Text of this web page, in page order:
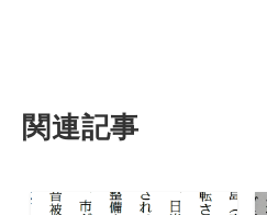
関連記事